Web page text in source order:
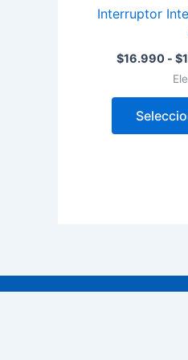
Interruptor
$16.990 - $